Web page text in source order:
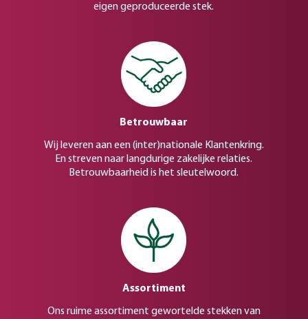
eigen geproduceerde stek.
Betrouwbaar
Wij leveren aan een (inter)nationale Klantenkring.
En streven naar langdurige zakelijke relaties.
Betrouwbaarheid is het sleutelwoord.
Assortiment
Ons ruime assortiment gewortelde stekken van